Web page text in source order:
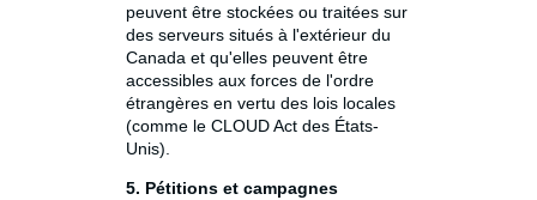
peuvent être stockées ou traitées sur
des serveurs situés à l'extérieur du
Canada et qu'elles peuvent être
accessibles aux forces de l'ordre
étrangères en vertu des lois locales
(comme le CLOUD Act des États-
Unis).
5. Pétitions et campagnes